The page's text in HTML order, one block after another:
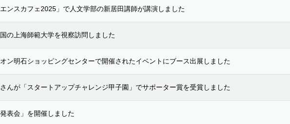
ンスカフェ2025」で人文学部の新居田講師が講演しました
の上海師範大学を視察訪問しました
ン明石ショッピングセンターで開催されたイベントにブース出展しました
んが「スタートアップチャレンジ甲子園」でサポーター賞を受賞しました
表会」を開催しました